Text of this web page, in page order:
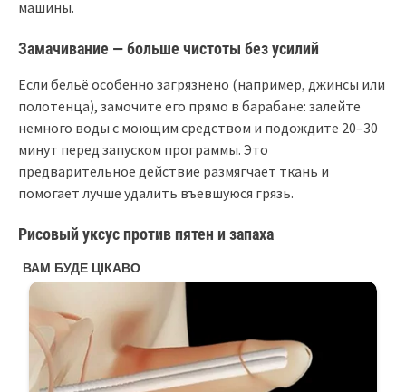
машины.
Замачивание — больше чистоты без усилий
Если бельё особенно загрязнено (например, джинсы или
полотенца), замочите его прямо в барабане: залейте
немного воды с моющим средством и подождите 20–30
минут перед запуском программы. Это
предварительное действие размягчает ткань и
помогает лучше удалить въевшуюся грязь.
Рисовый уксус против пятен и запаха